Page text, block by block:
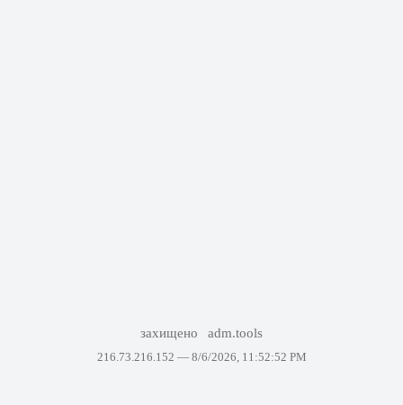
захищено adm.tools
216.73.216.152 — 8/6/2026, 11:52:52 PM